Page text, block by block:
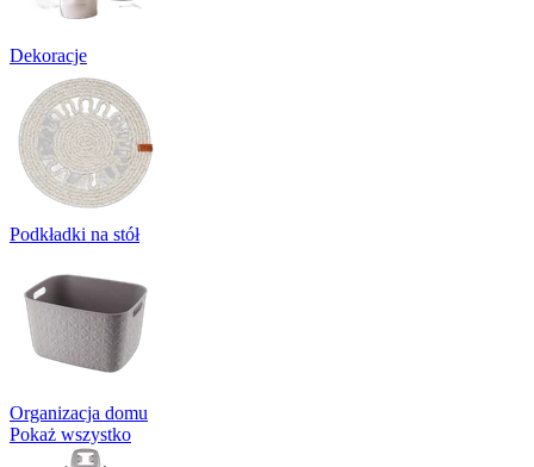
Dekoracje
Podkładki na stół
Organizacja domu
Pokaż wszystko